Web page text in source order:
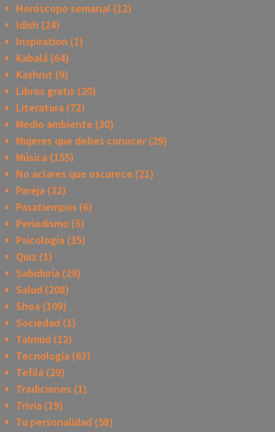
Horóscopo semanal (12)
Idish (24)
Inspiration (1)
Kabalá(64)
Kashrut (9)
Libros gratis (20)
Literatura(72)
Medio ambiente (30)
Mujeres que debes conocer(29)
Música(155)
No aclares que oscurece (21)
Pareja(32)
Pasatiempos (6)
Periodismo (5)
Psicología(35)
Quiz (1)
Sabiduría(29)
Salud (208)
Shoa(109)
Sociedad(1)
Talmud (12)
Tecnología(63)
Tefilá(29)
Tradiciones (1)
Trivia(19)
Tu personalidad(58)